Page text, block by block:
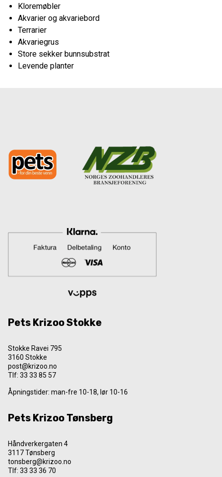
Kloremøbler
Akvarier og akvariebord
Terrarier
Akvariegrus
Store sekker bunnsubstrat
Levende planter
Pets Krizoo Stokke
Stokke Ravei 795
3160 Stokke
post@krizoo.no
Tlf: 33 33 85 57
Åpningstider: man-fre 10-18, lør 10-16
Pets Krizoo Tønsberg
Håndverkergaten 4
3117 Tønsberg
tonsberg@krizoo.no
Tlf: 33 33 36 70